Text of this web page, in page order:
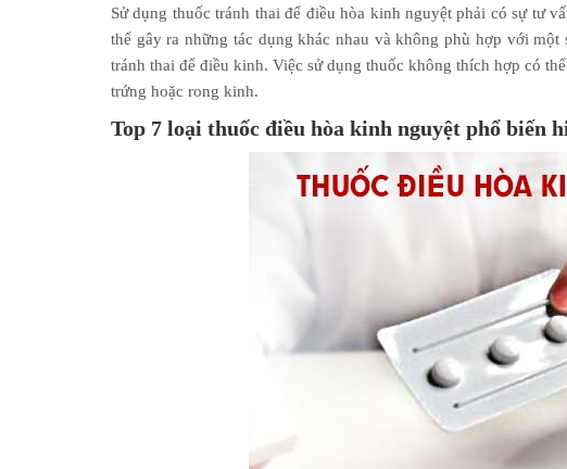
Sử dụng thuốc tránh thai để điều hòa kinh nguyệt phải có sự tư
thể gây ra những tác dụng khác nhau và không phù hợp với
tránh thai để điều kinh. Việc sử dụng thuốc không thích hợp có
trứng hoặc rong kinh.
Top 7 loại thuốc điều hòa kinh nguyệt phổ biến